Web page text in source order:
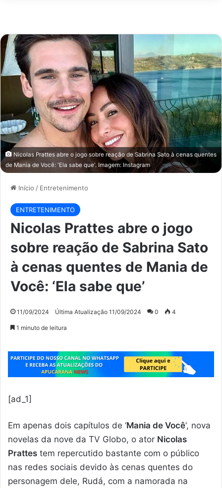
Nicolas Prattes abre o jogo sobre reação de Sabrina Sato à cenas quentes
de Mania de Você: 'Ela sabe que'. Imagem: Instagram
Início / Entretenimento
ENTRETENIMENTO
Nicolas Prattes abre o jogo
sobre reação de Sabrina Sato
à cenas quentes de Mania de
Você: ‘Ela sabe que’
11/09/2024 Última Atualização 11/09/2024 0 4
1 minuto de leitura
[ad_1]
Em apenas dois capítulos de ‘Mania de Você‘, nova
novelas da nove da TV Globo, o ator Nicolas
Prattes tem repercutido bastante com o público
nas redes sociais devido às cenas quentes do
personagem dele, Rudá, com a namorada na